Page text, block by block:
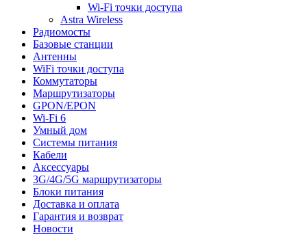
Wi-Fi точки доступа
Astra Wireless
Радиомосты
Базовые станции
Антенны
WiFi точки доступа
Коммутаторы
Маршрутизаторы
GPON/EPON
Wi-Fi 6
Умный дом
Системы питания
Кабели
Аксессуары
3G/4G/5G маршрутизаторы
Блоки питания
Доставка и оплата
Гарантия и возврат
Новости